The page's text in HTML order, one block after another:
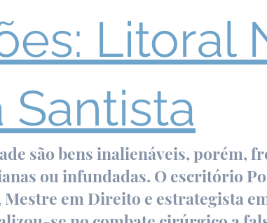
Litoral
Santista
são bens inalienáveis, porém,
ou infundadas. O escritório
Mestre em Direito e estrategista